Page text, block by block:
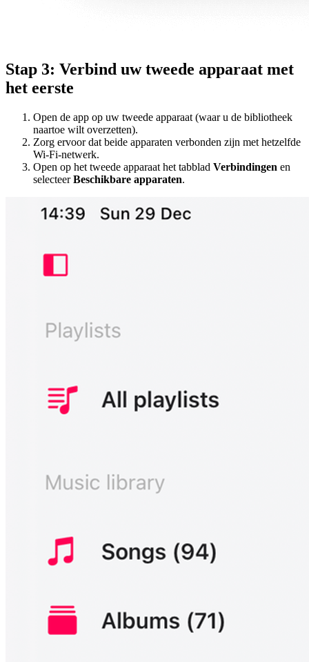
Stap 3: Verbind uw tweede apparaat met
het eerste
Open de app op uw tweede apparaat (waar u de bibliotheek
naartoe wilt overzetten).
Zorg ervoor dat beide apparaten verbonden zijn met hetzelfde
Wi-Fi-netwerk.
Open op het tweede apparaat het tabblad Verbindingen en
selecteerBeschikbare apparaten.